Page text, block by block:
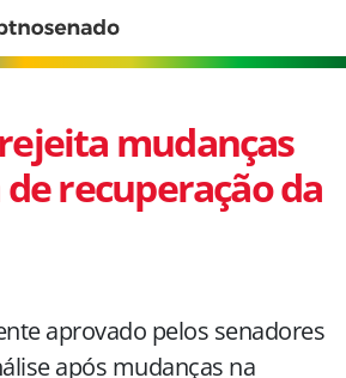
mudanças
recuperação da
aprovado pelos senadores
após mudanças na